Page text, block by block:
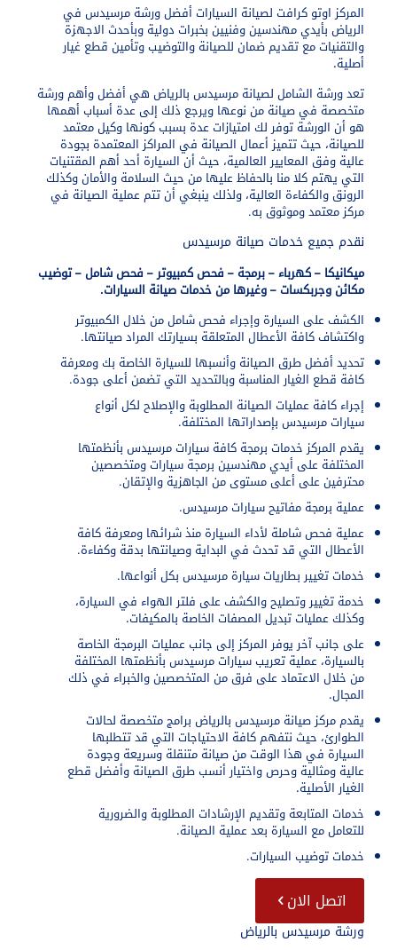
المركز اوتو كرافت لصيانة السيارات أفضل ورشة مرسيدس في
الرياض بأيدي مهندسين وفنيين بخبرات دولية وبأحدث الاجهزة
والتقنيات مع تقديم ضمان للصيانة والتوضيب وتأمين قطع غيار
أصلية.
تعدورشة الشامل لصيانة مرسيدس بالرياض هي أفضل وأهم ورشة
متخصصة في صيانة من نوعها ويرجع ذلك إلى عدة أسباب أهمها
هو أن الورشة توفر لك امتيازات عدة بسبب كونها وكيل معتمد
للصيانة، حيث تتميز أعمال الصيانة في المراكز المعتمدة بجودة
عالية وفق المعايير العالمية، حيث أن السيارة أحد أهم المقتنيات
التي يهتم كلا منا بالحفاظ عليها من حيث السلامة والأمان وكذلك
الرونق والكفاءة العالية، ولذلك ينبغي أن تتم عملية الصيانة في
مركز معتمد وموثوق به.
نقدم جميع خدمات صيانة مرسيدس
ميكانيكا – كهرباء – برمجة – فحص كمبيوتر – فحص شامل – توضيب
مكائن وجربكسات – وغيرها من خدمات صيانة السيارات.
الكشف على السيارة وإجراء فحص شامل من خلال الكمبيوتر
واكتشاف كافة الأعطال المتعلقة بسيارتك المراد صيانتها.
تحديد أفضل طرق الصيانة وأنسبها للسيارة الخاصة بك ومعرفة
كافة قطع الغيار المناسبة وبالتحديد التي تضمن أعلى جودة.
إجراء كافة عمليات الصيانة المطلوبة والإصلاح لكل أنواع
سيارات مرسيدس بإصداراتها المختلفة.
يقدم المركز خدمات برمجة كافة سيارات مرسيدس بأنظمتها
المختلفة على أيدي مهندسين برمجة سيارات ومتخصصين
محترفين على أعلى مستوى من الجاهزية والإتقان.
عملية برمجة مفاتيح سيارات مرسيدس.
عملية فحص شاملة لأداء السيارة منذ شرائها ومعرفة كافة
الأعطال التي قد تحدث في البداية وصيانتها بدقة وكفاءة.
خدمات تغيير بطاريات سيارة مرسيدس بكل أنواعها.
خدمة تغيير وتصليح والكشف على فلتر الهواء في السيارة،
وكذلك عمليات تبديل المصفات الخاصة بالمكيفات.
على جانب آخر يوفر المركز إلى جانب عمليات البرمجة الخاصة
بالسيارة، عملية تعريب سيارات مرسيدس بأنظمتها المختلفة
من خلال الاعتماد على فرق من المتخصصين والخبراء في ذلك
المجال.
يقدم مركز صيانة مرسيدس بالرياض برامج متخصصة لحالات
الطوارئ، حيث نتفهم كافة الاحتياجات التي قد تتطلبها
السيارة في هذا الوقت من صيانة متنقلة وسريعة وجودة
عالية ومثالية وحرص واختيار أنسب طرق الصيانة وأفضل قطع
الغيار الأصلية.
خدمات المتابعة وتقديم الإرشادات المطلوبة والضرورية
للتعامل مع السيارة بعد عملية الصيانة.
خدمات توضيب السيارات.
اتصل الان
ورشة مرسيدس بالرياض